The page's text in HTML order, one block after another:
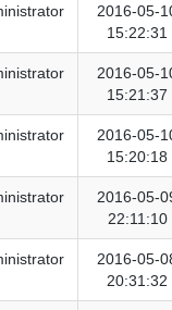
2016-05-
15:22:31
2016-05-
15:21:37
2016-05-
15:20:18
2016-05-
22:11:10
2016-05-
20:31:32